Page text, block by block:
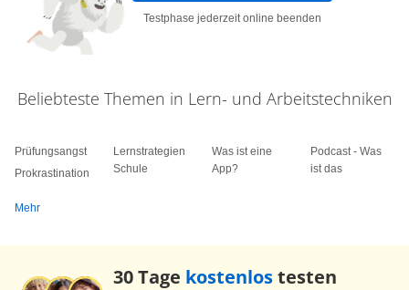
Testphase jederzeit online beenden
Beliebteste Themen in Lern- und Arbeitstechniken
Prüfungsangst
Prokrastination
Lernstrategien
Schule
Was ist eine
App?
Podcast - Was
ist das
Mehr
30 Tage kostenlostesten